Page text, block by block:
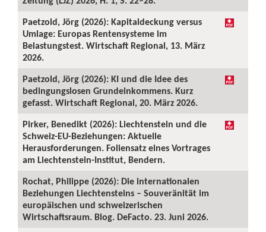
Paetzold, Jörg (2026): Kapitaldeckung versus
Umlage: Europas Rentensysteme im
Belastungstest. Wirtschaft Regional, 13. März
2026.
Paetzold, Jörg (2026): KI und die Idee des
bedingungslosen Grundeinkommens. Kurz
gefasst. Wirtschaft Regional, 20. März 2026.
Pirker, Benedikt (2026): Liechtenstein und die
Schweiz-EU-Beziehungen: Aktuelle
Herausforderungen. Foliensatz eines Vortrages
am Liechtenstein-Institut, Bendern.
Rochat, Philippe (2026): Die internationalen
Beziehungen Liechtensteins – Souveränität im
europäischen und schweizerischen
Wirtschaftsraum. Blog. DeFacto. 23. Juni 2026.